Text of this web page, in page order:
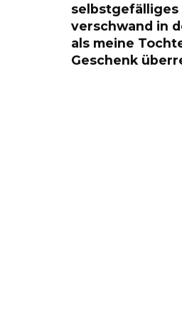
selbstgefälliges
verschwand in
als meine
Geschenk